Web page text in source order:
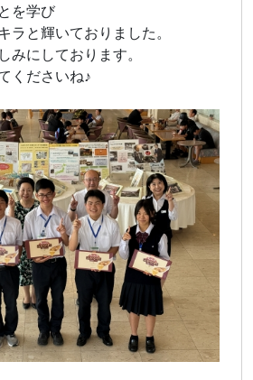
を学び
ラと輝いておりました。
みにしております。
くださいね♪